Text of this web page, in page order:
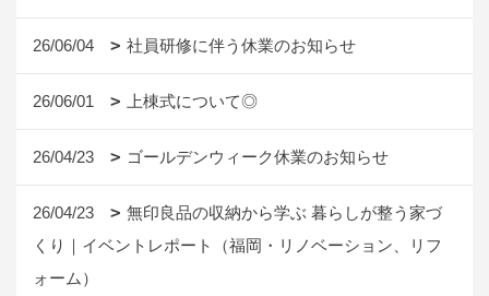
26/06/04 社員研修に伴う休業のお知らせ
26/06/01 上棟式について◎
26/04/23 ゴールデンウィーク休業のお知らせ
26/04/23
無印良品の収納から学ぶ 暮らしが整う家づ
くり｜イベントレポート（福岡・リノベーション、リフ
ォーム）